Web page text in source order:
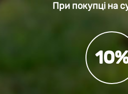
При покупці на